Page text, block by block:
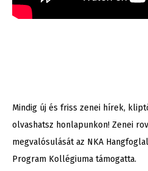
Mindig új és friss zenei hírek,
olvashatsz honlapunkon! Zenei
megvalósulását az NKA
Program Kollégiuma támogatta.